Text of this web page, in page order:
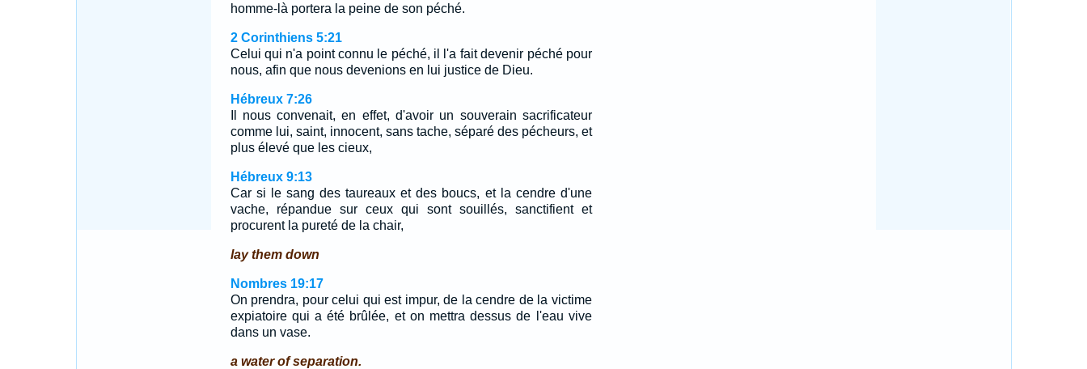
homme-là portera la peine de son péché.
2 Corinthiens 5:21
Celui qui n'a point connu le péché, il l'a fait devenir péché pour
nous, afin que nous devenions en lui justice de Dieu.
Hébreux 7:26
Il nous convenait, en effet, d'avoir un souverain sacrificateur
comme lui, saint, innocent, sans tache, séparé des pécheurs, et
plus élevé que les cieux,
Hébreux 9:13
Car si le sang des taureaux et des boucs, et la cendre d'une
vache, répandue sur ceux qui sont souillés, sanctifient et
procurent la pureté de la chair,
lay them down
Nombres 19:17
On prendra, pour celui qui est impur, de la cendre de la victime
expiatoire qui a été brûlée, et on mettra dessus de l'eau vive
dans un vase.
a water of separation.